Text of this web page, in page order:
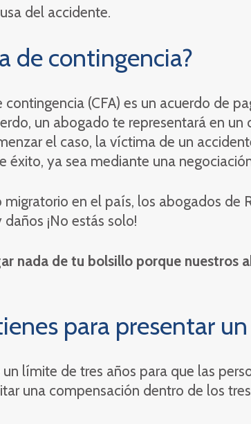
del accidente.
de contingencia?
(CFA) es un acuerdo de
un abogado te representará en
el caso, la víctima de un
éxito, ya sea mediante una
en el país, los abogados de
¡No estás solo!
nada de tu bolsillo porque
para presentar
límite de tres años para que las
una compensación dentro de los